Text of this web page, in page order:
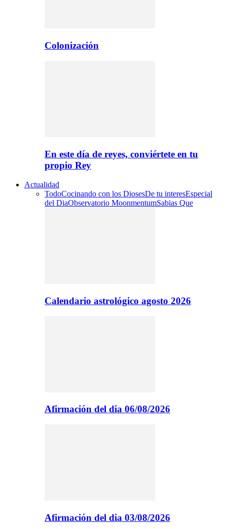
Colonización
En este día de reyes, conviértete en tu
propio Rey
Actualidad
TodoCocinando con los DiosesDe tu interesEspecial
del DiaObservatorio MoonmentumSabias Que
Calendario astrológico agosto 2026
Afirmación del dia 06/08/2026
Afirmación del dia 03/08/2026